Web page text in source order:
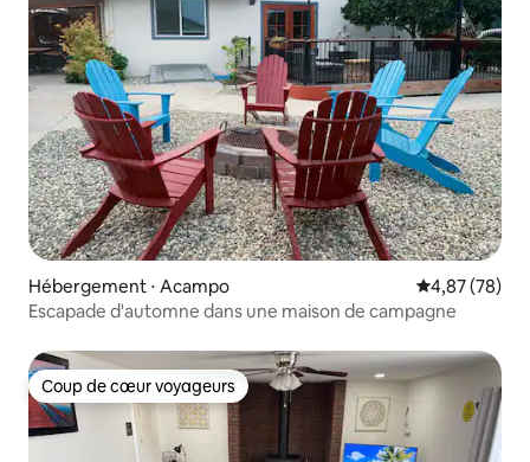
Hébergement ⋅ Acampo Évaluation
4,87 (78)
Escapade d'automne dans une maison de campagne
Coup de cœur voyageurs
Coup de cœur voyageurs